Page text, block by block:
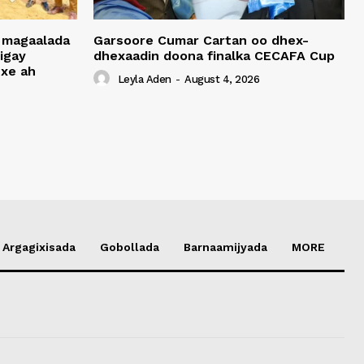
ah
Garsoore Cumar Cartan oo dhex-
dhexaadin doona finalka CECAFA Cup
Leyla Aden - August 4, 2026
Argagixisada Gobollada Barnaamijyada MORE